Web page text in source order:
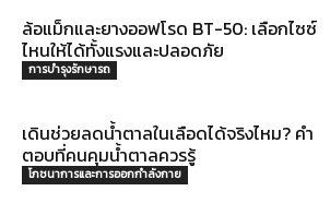
ล้อแม็กและยางออฟโรด BT-50: เลือกไซซ์
ไหนให้ได้ทั้งแรงและปลอดภัย
การบำรุงรักษารถ
เดินช่วยลดน้ำตาลในเลือดได้จริงไหม? คำ
ตอบที่คนคุมน้ำตาลควรรู้
โภชนาการและการออกกำลังกาย